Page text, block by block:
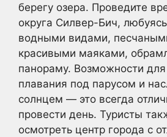
берегу озера. Проведите
округа Силвер-Бич,
водными видами,
красивыми маяками,
панораму. Возможности
плавания под парусом и
солнцем — это всегда
провести день. Туристы
осмотреть центр города с